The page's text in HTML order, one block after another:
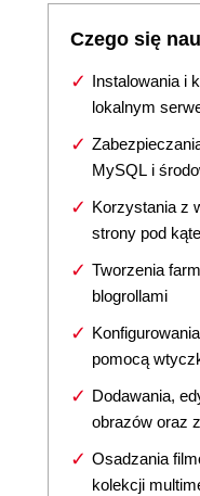
Czego się
Instalowania i
lokalnym
MySQL i
Korzystania z
strony pod
Tworzenia
blogrollami
pomocą
Dodawania,
obrazów oraz
Osadzania
kolekcji